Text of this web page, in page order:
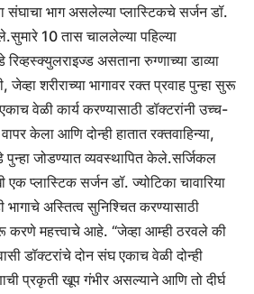
संघाचा भाग असलेल्या प्लास्टिकचे सर्जन डॉ.
सुमारे 10 तास चाललेल्या पहिल्या
असताना रुग्णाच्या डाव्या
जेव्हा शरीराच्या भागावर रक्त प्रवाह पुन्हा सुरू
वेळी कार्य करण्यासाठी डॉक्टरांनी उच्च-
केला आणि दोन्ही हातात रक्तवाहिन्या,
जोडण्यात व्यवस्थापित केले.सर्जिकल
प्लास्टिक सर्जन डॉ. ज्योटिका चावारिया
भागाचे अस्तित्व सुनिश्चित करण्यासाठी
करणे महत्त्वाचे आहे. “जेव्हा आम्ही ठरवले की
डॉक्टरांचे दोन संघ एकाच वेळी दोन्ही
प्रकृती खूप गंभीर असल्याने आणि तो दीर्घ